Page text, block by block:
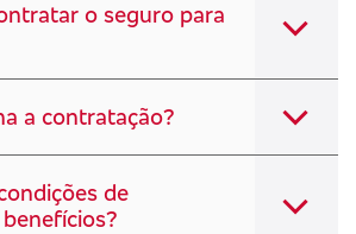
o seguro para
a contratação?
de